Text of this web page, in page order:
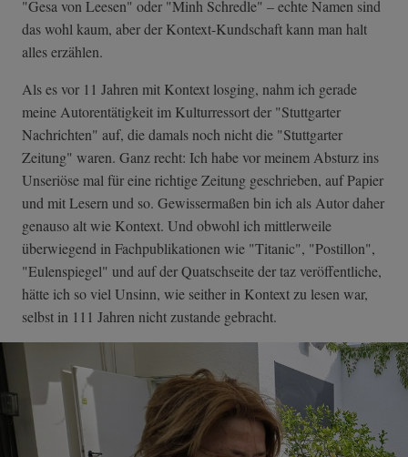
"Gesa von Leesen" oder "Minh Schredle" – echte Namen sind
das wohl kaum, aber der Kontext-Kundschaft kann man halt
alles erzählen.
Als es vor 11 Jahren mit Kontext losging, nahm ich gerade
meine Autorentätigkeit im Kulturressort der "Stuttgarter
Nachrichten" auf, die damals noch nicht die "Stuttgarter
Zeitung" waren. Ganz recht: Ich habe vor meinem Absturz ins
Unseriöse mal für eine richtige Zeitung geschrieben, auf Papier
und mit Lesern und so. Gewissermaßen bin ich als Autor daher
genauso alt wie Kontext. Und obwohl ich mittlerweile
überwiegend in Fachpublikationen wie "Titanic", "Postillon",
"Eulenspiegel" und auf der Quatschseite der taz veröffentliche,
hätte ich so viel Unsinn, wie seither in Kontext zu lesen war,
selbst in 111 Jahren nicht zustande gebracht.